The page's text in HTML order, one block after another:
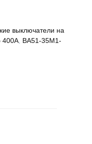
выключатели на
400А, ВА51-35М1-